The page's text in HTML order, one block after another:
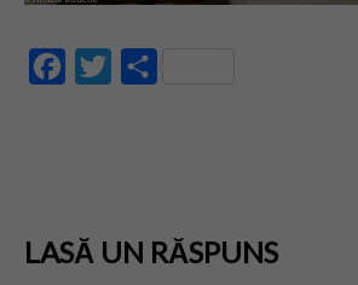
FacebookTwitter
LASĂ UN RĂSPUNS